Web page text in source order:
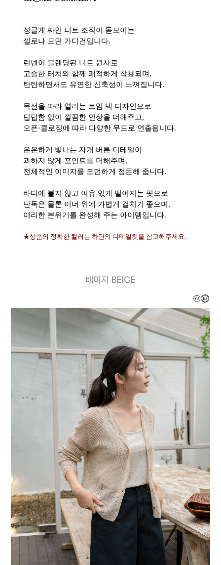
성글게 짜인 니트 조직이 돋보이는
셀로나 모던 가디건입니다.
린넨이 블렌딩된 니트 원사로
고슬한 터치와 함께 쾌적하게 착용되며,
탄탄하면서도 유연한 신축성이 느껴집니다.
목선을 따라 열리는 트임 넥 디자인으로
답답함 없이 깔끔한 인상을 더해주고,
오픈·클로징에 따라 다양한 무드로 연출됩니다.
은은하게 빛나는 자개 버튼 디테일이
과하지 않게 포인트를 더해주며,
전체적인 이미지를 모던하게 정돈해 줍니다.
바디에 붙지 않고 여유 있게 떨어지는 핏으로
단독은 물론 이너 위에 가볍게 걸치기 좋으며,
여리한 분위기를 완성해 주는 아이템입니다.
★상품의 정확한 컬러는 하단의 디테일컷을 참고해주세요.